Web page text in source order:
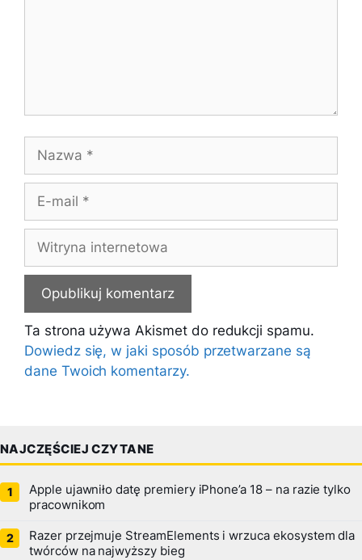
mail
internetowa
Ta strona używa Akismet do redukcji spamu.
Dowiedz się, w jaki sposób przetwarzane są
dane Twoich komentarzy.
NAJCZĘŚCIEJ CZYTANE
Apple ujawniło datę premiery iPhone’a 18 – na razie tylko
pracownikom
Razer przejmuje StreamElements i wrzuca ekosystem dla
twórców na najwyższy bieg